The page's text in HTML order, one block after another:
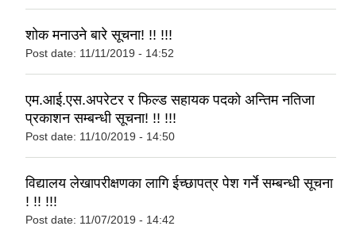
शोक मनाउने बारे सूचना! !! !!!
Post date: 11/11/2019 - 14:52
एम.आई.एस.अपरेटर र फिल्ड सहायक पदको अन्तिम नतिजा
प्रकाशन सम्बन्धी सूचना! !! !!!
Post date: 11/10/2019 - 14:50
विद्यालय लेखापरीक्षणका लागि ईच्छापत्र पेश गर्ने सम्बन्धी सूचना
! !! !!!
Post date: 11/07/2019 - 14:42